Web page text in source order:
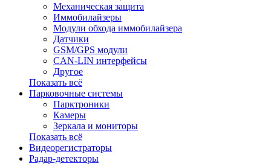
Механическая защита
Иммобилайзеры
Модули обхода иммобилайзера
Датчики
GSM/GPS модули
CAN-LIN интерфейсы
Другое
Показать всё
Парковочные системы
Парктроники
Камеры
Зеркала и мониторы
Показать всё
Видеорегистраторы
Радар-детекторы